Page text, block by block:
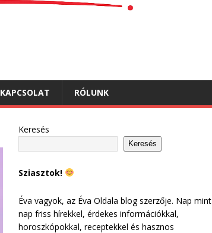
KAPCSOLAT RÓLUNK
Keresés
Keresés
Sziasztok!
Éva vagyok, az Éva Oldala blog szerzője. Nap mint
nap friss hírekkel, érdekes információkkal,
horoszkópokkal, receptekkel és hasznos